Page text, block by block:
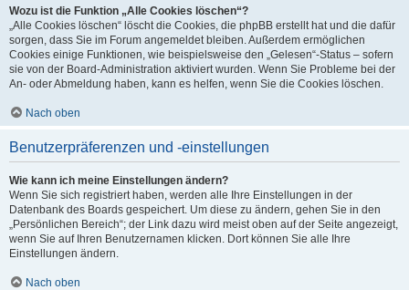
Wozu ist die Funktion „Alle Cookies löschen“?
„Alle Cookies löschen“ löscht die Cookies, die phpBB erstellt hat und die dafür
sorgen, dass Sie im Forum angemeldet bleiben. Außerdem ermöglichen
Cookies einige Funktionen, wie beispielsweise den „Gelesen“-Status – sofern
sie von der Board-Administration aktiviert wurden. Wenn Sie Probleme bei der
An- oder Abmeldung haben, kann es helfen, wenn Sie die Cookies löschen.
Nach oben
Benutzerpräferenzen und -einstellungen
Wie kann ich meine Einstellungen ändern?
Wenn Sie sich registriert haben, werden alle Ihre Einstellungen in der
Datenbank des Boards gespeichert. Um diese zu ändern, gehen Sie in den
„Persönlichen Bereich“; der Link dazu wird meist oben auf der Seite angezeigt,
wenn Sie auf Ihren Benutzernamen klicken. Dort können Sie alle Ihre
Einstellungen ändern.
Nach oben